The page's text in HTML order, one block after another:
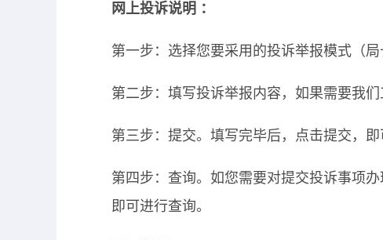
网上投诉说明 ：
第一步：选择您要采用的投诉举报模式（
第二步：填写投诉举报内容，如果需要我
第三步：提交。填写完毕后，点击提交，
第四步：查询。如您需要对提交投诉事项
即可进行查询。